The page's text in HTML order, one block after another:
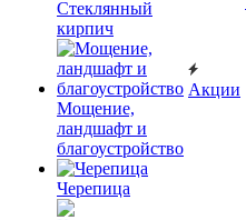
Cтеклянный
кирпич
Мощение,
ландшафт и
благоустройство
Черепица
Акции